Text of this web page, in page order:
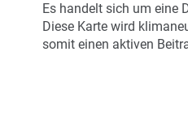
Es handelt sich um eine
Diese Karte wird
somit einen aktiven